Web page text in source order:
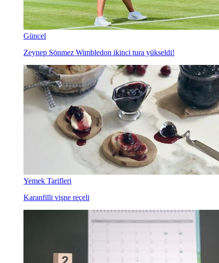
Güncel
Zeynep Sönmez Wimbledon ikinci tura yükseldi!
Yemek Tarifleri
Karanfilli vişne reçeli